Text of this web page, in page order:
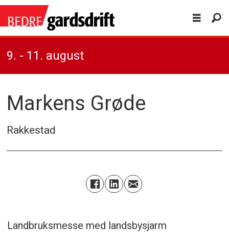
9. - 11. august
Markens Grøde
Rakkestad
Landbruksmesse med landsbysjarm